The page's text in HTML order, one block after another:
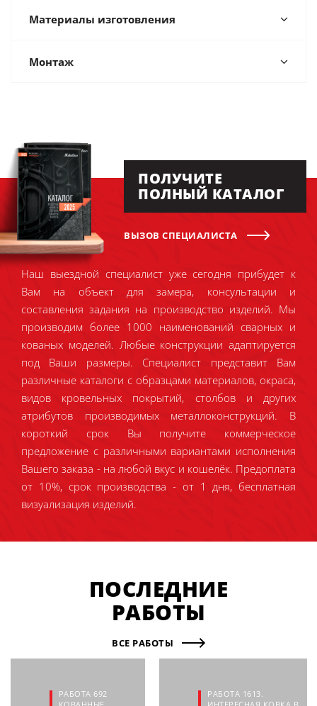
Материалы изготовления
Монтаж
ПОЛУЧИТЕ
ПОЛНЫЙ КАТАЛОГ
ВЫЗОВ СПЕЦИАЛИСТА
Наш выездной специалист уже сегодня прибудет к
Вам на объект для замера, консультации и
составления задания на производство изделий. Мы
производим более 1000 наименований сварных и
кованых моделей. Любые конструкции адаптируется
под Ваши размеры. Специалист представит Вам
различные каталоги с образцами материалов, окраса,
видов кровельных покрытий, столбов и других
атрибутов производимых металлоконструкций. В
короткий срок Вы получите коммерческое
предложение с различными вариантами исполнения
Вашего заказа - на любой вкус и кошелёк. Предоплата
от 10%, срок производства - от 1 дня, бесплатная
визуализация изделий.
ПОСЛЕДНИЕ
РАБОТЫ
ВСЕ РАБОТЫ
РАБОТА 692
РАБОТА 1613.